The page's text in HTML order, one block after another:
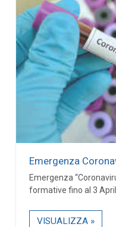
Emergenza
Emergenza
formative fino al 3
VISUALIZZA »